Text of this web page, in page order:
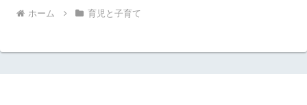
ホーム 育児と子育て